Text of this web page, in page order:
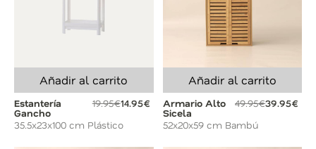
Añadir al carrito
Estantería
Gancho
19.95€14.95€
35.5x23x100 cm Plástico
Añadir al carrito
Armario Alto
Sicela
49.95€39.95€
52x20x59 cm Bambú